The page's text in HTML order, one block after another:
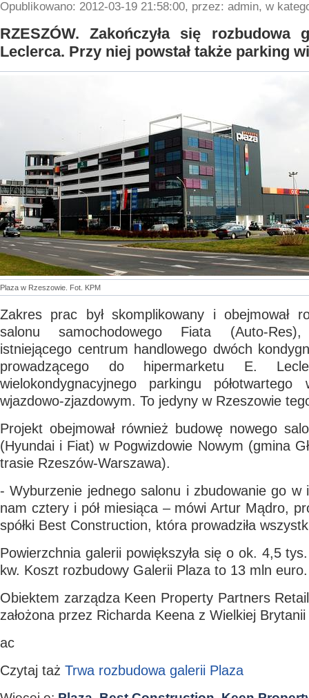
Opublikowano: 2012-03-19 21:58:00, przez: admin, w
RZESZÓW. Zakończyła się rozbudowa
Leclerca. Przy niej powstał także parking
Plaza w Rzeszowie. Fot. KPM
Zakres prac był skomplikowany i obejmował
salonu samochodowego Fiata (Auto-
istniejącego centrum handlowego dwóch
prowadzącego do hipermarketu E.
wielokondygnacyjnego parkingu
wjazdowo-zjazdowym. To jedyny w Rzeszowie
Projekt obejmował również budowę nowego
(Hyundai i Fiat) w Pogwizdowie Nowym (gmina
trasie Rzeszów-Warszawa).
- Wyburzenie jednego salonu i zbudowanie go w
nam cztery i pół miesiąca – mówi Artur Mądro,
spółki Best Construction, która prowadziła
Powierzchnia galerii powiększyła się o ok. 4,5
kw. Koszt rozbudowy Galerii Plaza to 13 mln euro.
Obiektem zarządza Keen Property Partners
założona przez Richarda Keena z Wielkiej Brytanii
ac
Czytaj taż Trwa rozbudowa galerii Plaza